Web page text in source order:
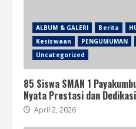
ALBUM & GALERI Berita
Kesiswaan
PENGUMUMAN
Uncategorized
85 Siswa SMAN 1
Nyata Prestasi dan Dedikasi
April 2, 2026